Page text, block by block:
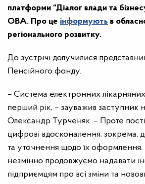
платформи “Діалог влади та
ОВА. Про це інформують в
регіонального розвитку.
До зустрічі долучилися
Пенсійного фонду.
– Система електронних
перший рік, – зауважив заступник
Олександр Турченяк. – Проте
цифрові вдосконалення, зокрема,
та уточнення щодо їх
незмінно продовжуємо надавати
підприємцям про всі зміни та